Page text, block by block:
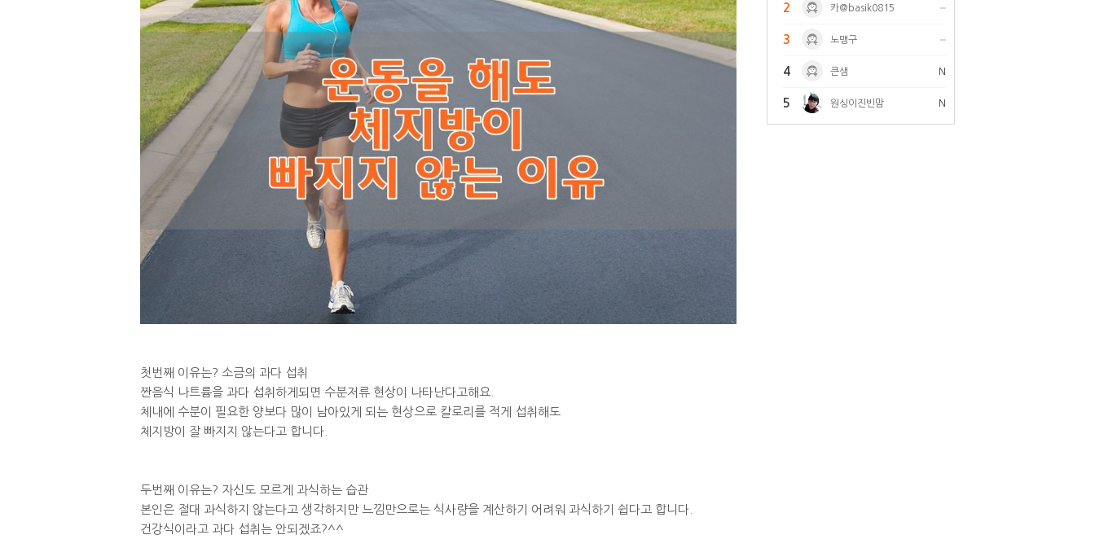
첫번째 이유는? 소금의 과다 섭취
짠음식 나트륨을 과다 섭취하게되면 수분저류 현상이 나타난다고해요.
체내에 수분이 필요한 양보다 많이 남아있게 되는 현상으로 칼로리를 적게 섭취해도
체지방이 잘 빠지지 않는다고 합니다.
두번째 이유는? 자신도 모르게 과식하는 습관
본인은 절대 과식하지 않는다고 생각하지만 느낌만으로는 식사량을 계산하기 어려워 과식하기 쉽다고 합니다.
건강식이라고 과다 섭취는 안되겠죠?^^
2 카@basik0815
3 노맹구
4 큰샘 N
5 원싱이진빈맘 N